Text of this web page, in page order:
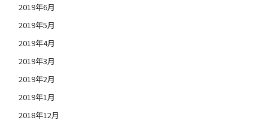
2019年6月
2019年5月
2019年4月
2019年3月
2019年2月
2019年1月
2018年12月